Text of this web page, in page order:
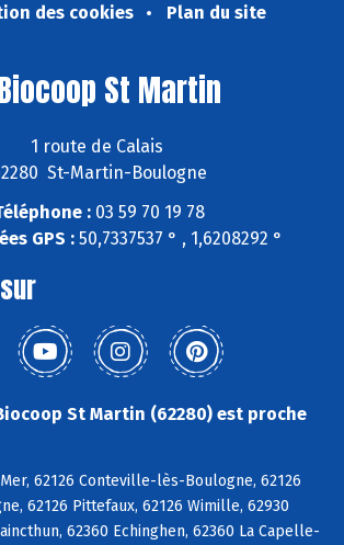
des cookies
Plan du site
St Martin
1 route de Calais
St-Martin-Boulogne
:03 59 70 19 78
GPS : 50,7337537 ° , 1,6208292 °
St Martin (62280) est proche
62126 Conteville-lès-Boulogne, 62126
62126 Pittefaux, 62126 Wimille, 62930
62360 Echinghen, 62360 La Capelle-